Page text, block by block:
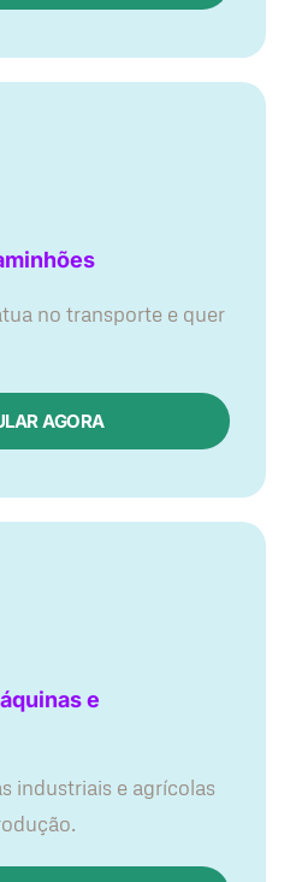
no transporte e quer
AGORA
e
industriais e agrícolas